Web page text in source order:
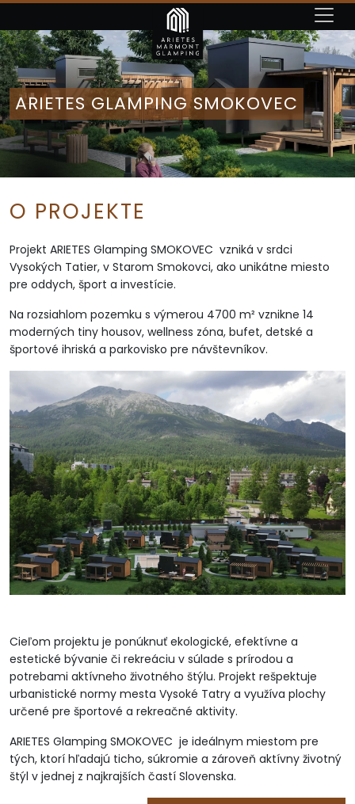
ARIETES GLAMPING SMOKOVEC
ARIETES GLAMPING SMOKOVEC
ARIETES GLAMPING SMOKOVEC
ARIETES GLAMPING SMOKOVEC
O PROJEKTE
Projekt ARIETES Glamping SMOKOVEC vzniká v srdci
Vysokých Tatier, v Starom Smokovci, ako unikátne miesto
pre oddych, šport a investície.
Na rozsiahlom pozemku s výmerou 4700 m² vznikne 14
moderných tiny housov, wellness zóna, bufet, detské a
športové ihriská a parkovisko pre návštevníkov.
Cieľom projektu je ponúknuť ekologické, efektívne a
estetické bývanie či rekreáciu v súlade s prírodou a
potrebami aktívneho životného štýlu. Projekt rešpektuje
urbanistické normy mesta Vysoké Tatry a využíva plochy
určené pre športové a rekreačné aktivity.
ARIETES Glamping SMOKOVEC je ideálnym miestom pre
tých, ktorí hľadajú ticho, súkromie a zároveň aktívny životný
štýl v jednej z najkrajších častí Slovenska.